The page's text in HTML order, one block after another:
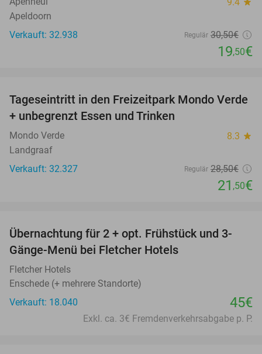
9.4
Apeldoorn
Verkauft: 32.938
Regulär 30,50€
19,50€
25%
Tageseintritt in den Freizeitpark Mondo Verde
+ unbegrenzt Essen und Trinken
Mondo Verde 8.3 star
Landgraaf
Verkauft: 32.327
Regulär 28,50€
21 ,50€
Übernachtung für 2 + opt. Frühstück und 3-
Gänge-Menü bei Fletcher Hotels
Fletcher Hotels
Enschede (+ mehrere Standorte)
Verkauft: 18.040
45€
Exkl. ca. 3€ Fremdenverkehrsabgabe p. P.